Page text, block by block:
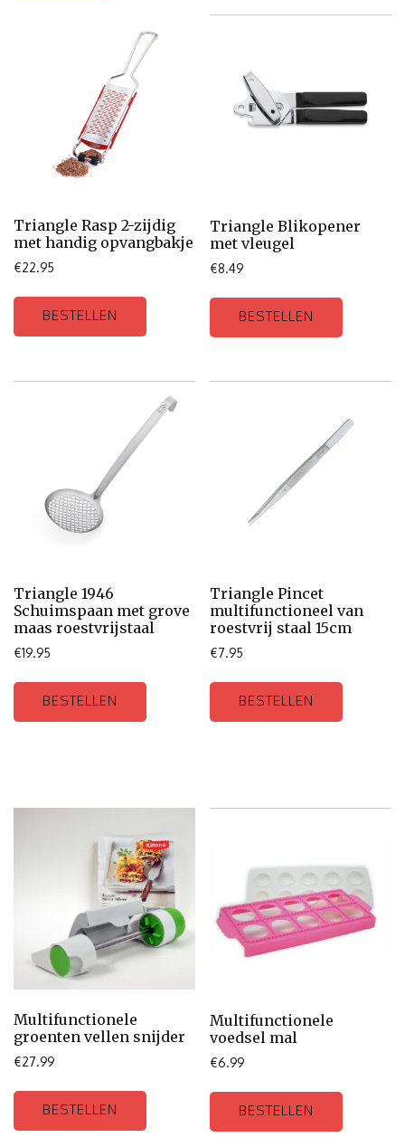
Triangle Rasp 2-zijdig
met handig opvangbakje
€22.95
BESTELLEN
Triangle Blikopener
met vleugel
€8.49
BESTELLEN
Triangle 1946
Schuimspaan met grove
maas roestvrijstaal
€19.95
BESTELLEN
Triangle Pincet
multifunctioneel van
roestvrij staal 15cm
€7.95
BESTELLEN
Multifunctionele
groenten vellen snijder
€27.99
BESTELLEN
Multifunctionele
voedsel mal
€6.99
BESTELLEN